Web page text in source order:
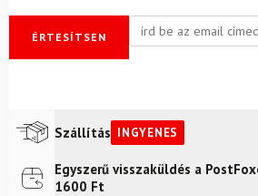
ÉRTESÍTSEN
Szállítás INGYENES
Futár a címreIngyenes
Egyszerű visszaküldés a
1600 Ft